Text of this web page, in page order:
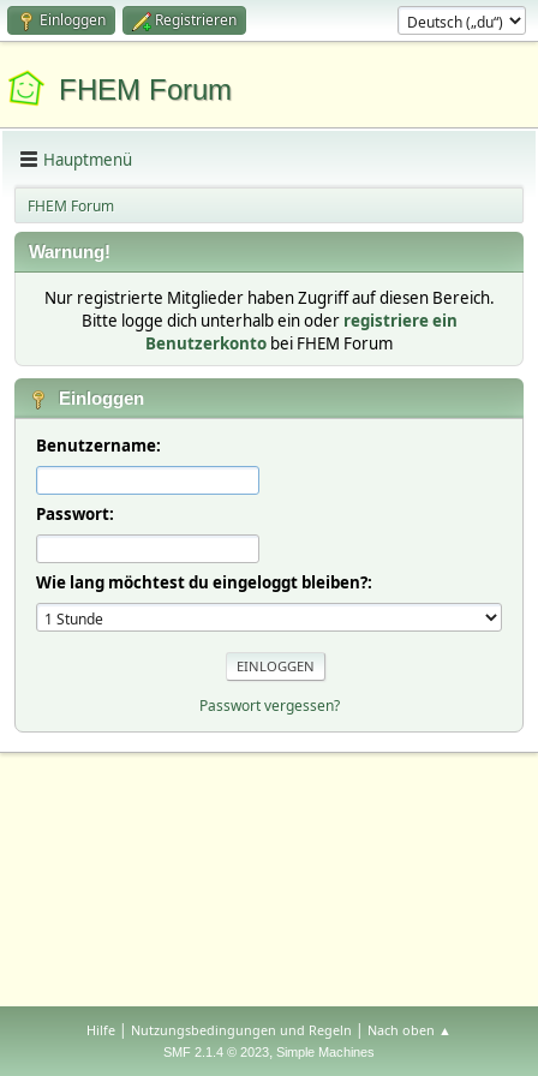
Einloggen Registrieren
FHEM Forum
Hauptmenü
FHEM Forum
Warnung!
Nur registrierte Mitglieder haben Zugriff auf diesen Bereich.
Bitte logge dich unterhalb ein oder registriere ein
Benutzerkonto bei FHEM Forum
Einloggen
Benutzername:
Passwort:
Wie lang möchtest du eingeloggt bleiben?:
Passwort vergessen?
Hilfe | Nutzungsbedingungen und Regeln | Nach oben ▲
SMF 2.1.4 © 2023, Simple Machines